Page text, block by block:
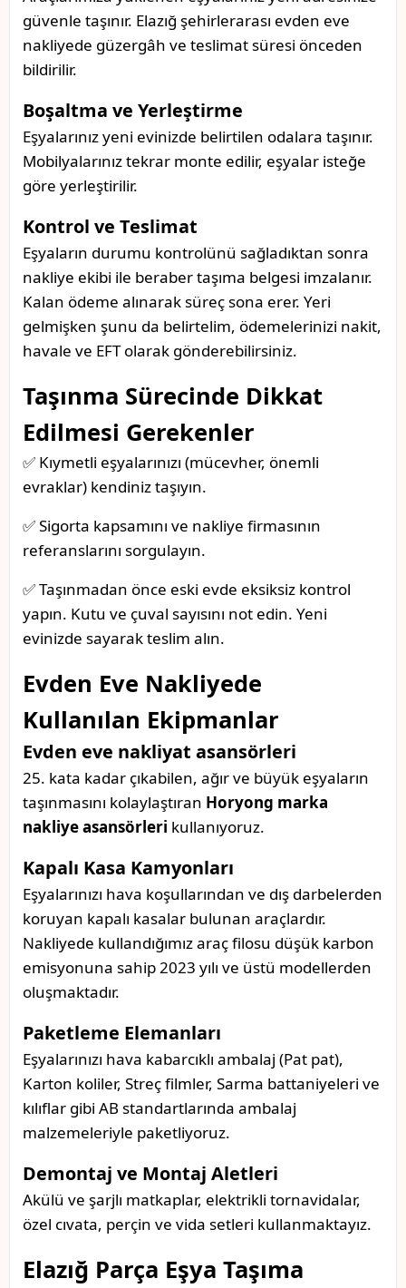
güvenle taşınır. Elazığ şehirlerarası evden eve
nakliyede güzergâh ve teslimat süresi önceden
bildirilir.
Boşaltma ve Yerleştirme
Eşyalarınız yeni evinizde belirtilen odalara taşınır.
Mobilyalarınız tekrar monte edilir, eşyalar isteğe
göre yerleştirilir.
Kontrol ve Teslimat
Eşyaların durumu kontrolünü sağladıktan sonra
nakliye ekibi ile beraber taşıma belgesi imzalanır.
Kalan ödeme alınarak süreç sona erer. Yeri
gelmişken şunu da belirtelim, ödemelerinizi nakit,
havale ve EFT olarak gönderebilirsiniz.
Taşınma Sürecinde Dikkat
Edilmesi Gerekenler
✅ Kıymetli eşyalarınızı (mücevher, önemli
evraklar) kendiniz taşıyın.
✅ Sigorta kapsamını ve nakliye firmasının
referanslarını sorgulayın.
✅ Taşınmadan önce eski evde eksiksiz kontrol
yapın. Kutu ve çuval sayısını not edin. Yeni
evinizde sayarak teslim alın.
Evden Eve Nakliyede
Kullanılan Ekipmanlar
Evden eve nakliyat asansörleri
25. kata kadar çıkabilen, ağır ve büyük eşyaların
taşınmasını kolaylaştıran Horyong marka
nakliye asansörleri kullanıyoruz.
Kapalı Kasa Kamyonları
Eşyalarınızı hava koşullarından ve dış darbelerden
koruyan kapalı kasalar bulunan araçlardır.
Nakliyede kullandığımız araç filosu düşük karbon
emisyonuna sahip 2023 yılı ve üstü modellerden
oluşmaktadır.
Paketleme Elemanları
Eşyalarınızı hava kabarcıklı ambalaj (Pat pat),
Karton koliler, Streç filmler, Sarma battaniyeleri ve
kılıflar gibi AB standartlarında ambalaj
malzemeleriyle paketliyoruz.
Demontaj ve Montaj Aletleri
Akülü ve şarjlı matkaplar, elektrikli tornavidalar,
özel cıvata, perçin ve vida setleri kullanmaktayız.
Elazığ Parça Eşya Taşıma